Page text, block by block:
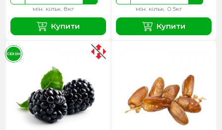
мін. кільк. 8кг
Купити
мін. кільк. 0.5кг
Купити
СЕЗОН